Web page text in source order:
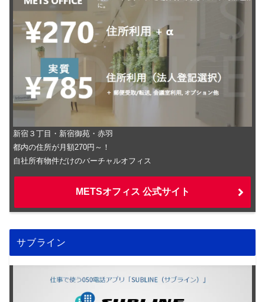
新宿３丁目・新宿御苑・赤羽
都内の住所が月額270円～！
自社所有物件だけのバーチャルオフィス
METSオフィス 公式サイト
サブライン